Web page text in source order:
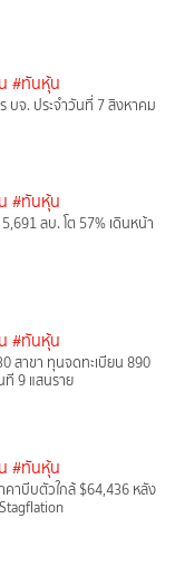
#ทันหุ้น
บจ. ประจำวันที่ 7 สิงหาคม
#ทันหุ้น
ลบ. โต 57% เดินหน้า
#ทันหุ้น
สาขา ทุนจดทะเบียน 890
9 แสนราย
#ทันหุ้น
คาบีบตัวใกล้ $64,436 หลัง